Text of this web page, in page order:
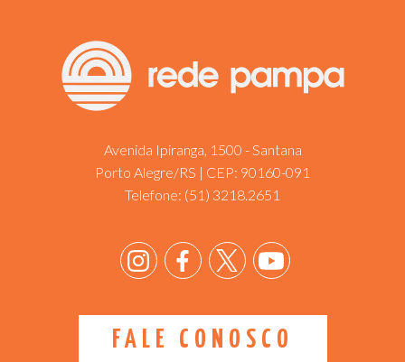
Avenida Ipiranga, 1500 - Santana
Porto Alegre/RS | CEP: 90160-091
Telefone: (51) 3218.2651
FALE CONOSCO